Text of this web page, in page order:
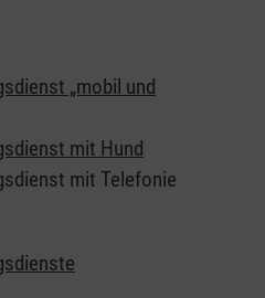
„mobil und
mit Hund
mit Telefonie